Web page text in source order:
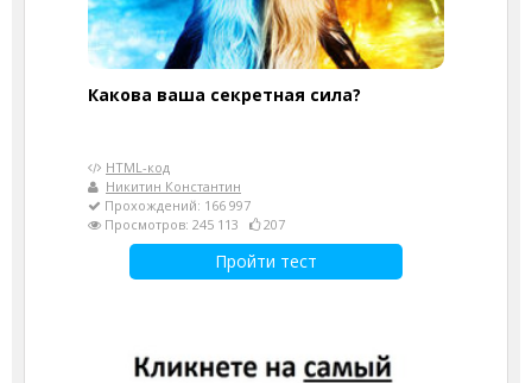
Какова ваша секретная сила?
HTML-код
Никитин Константин
Прохождений: 166 997
Просмотров: 245 113
207
Пройти тест